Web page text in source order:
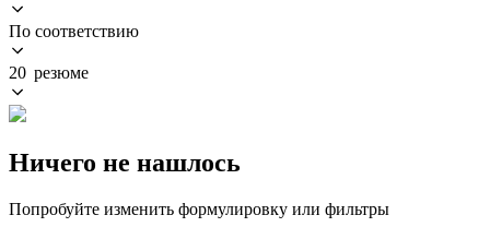
По соответствию
20 резюме
Ничего не нашлось
Попробуйте изменить формулировку или фильтры